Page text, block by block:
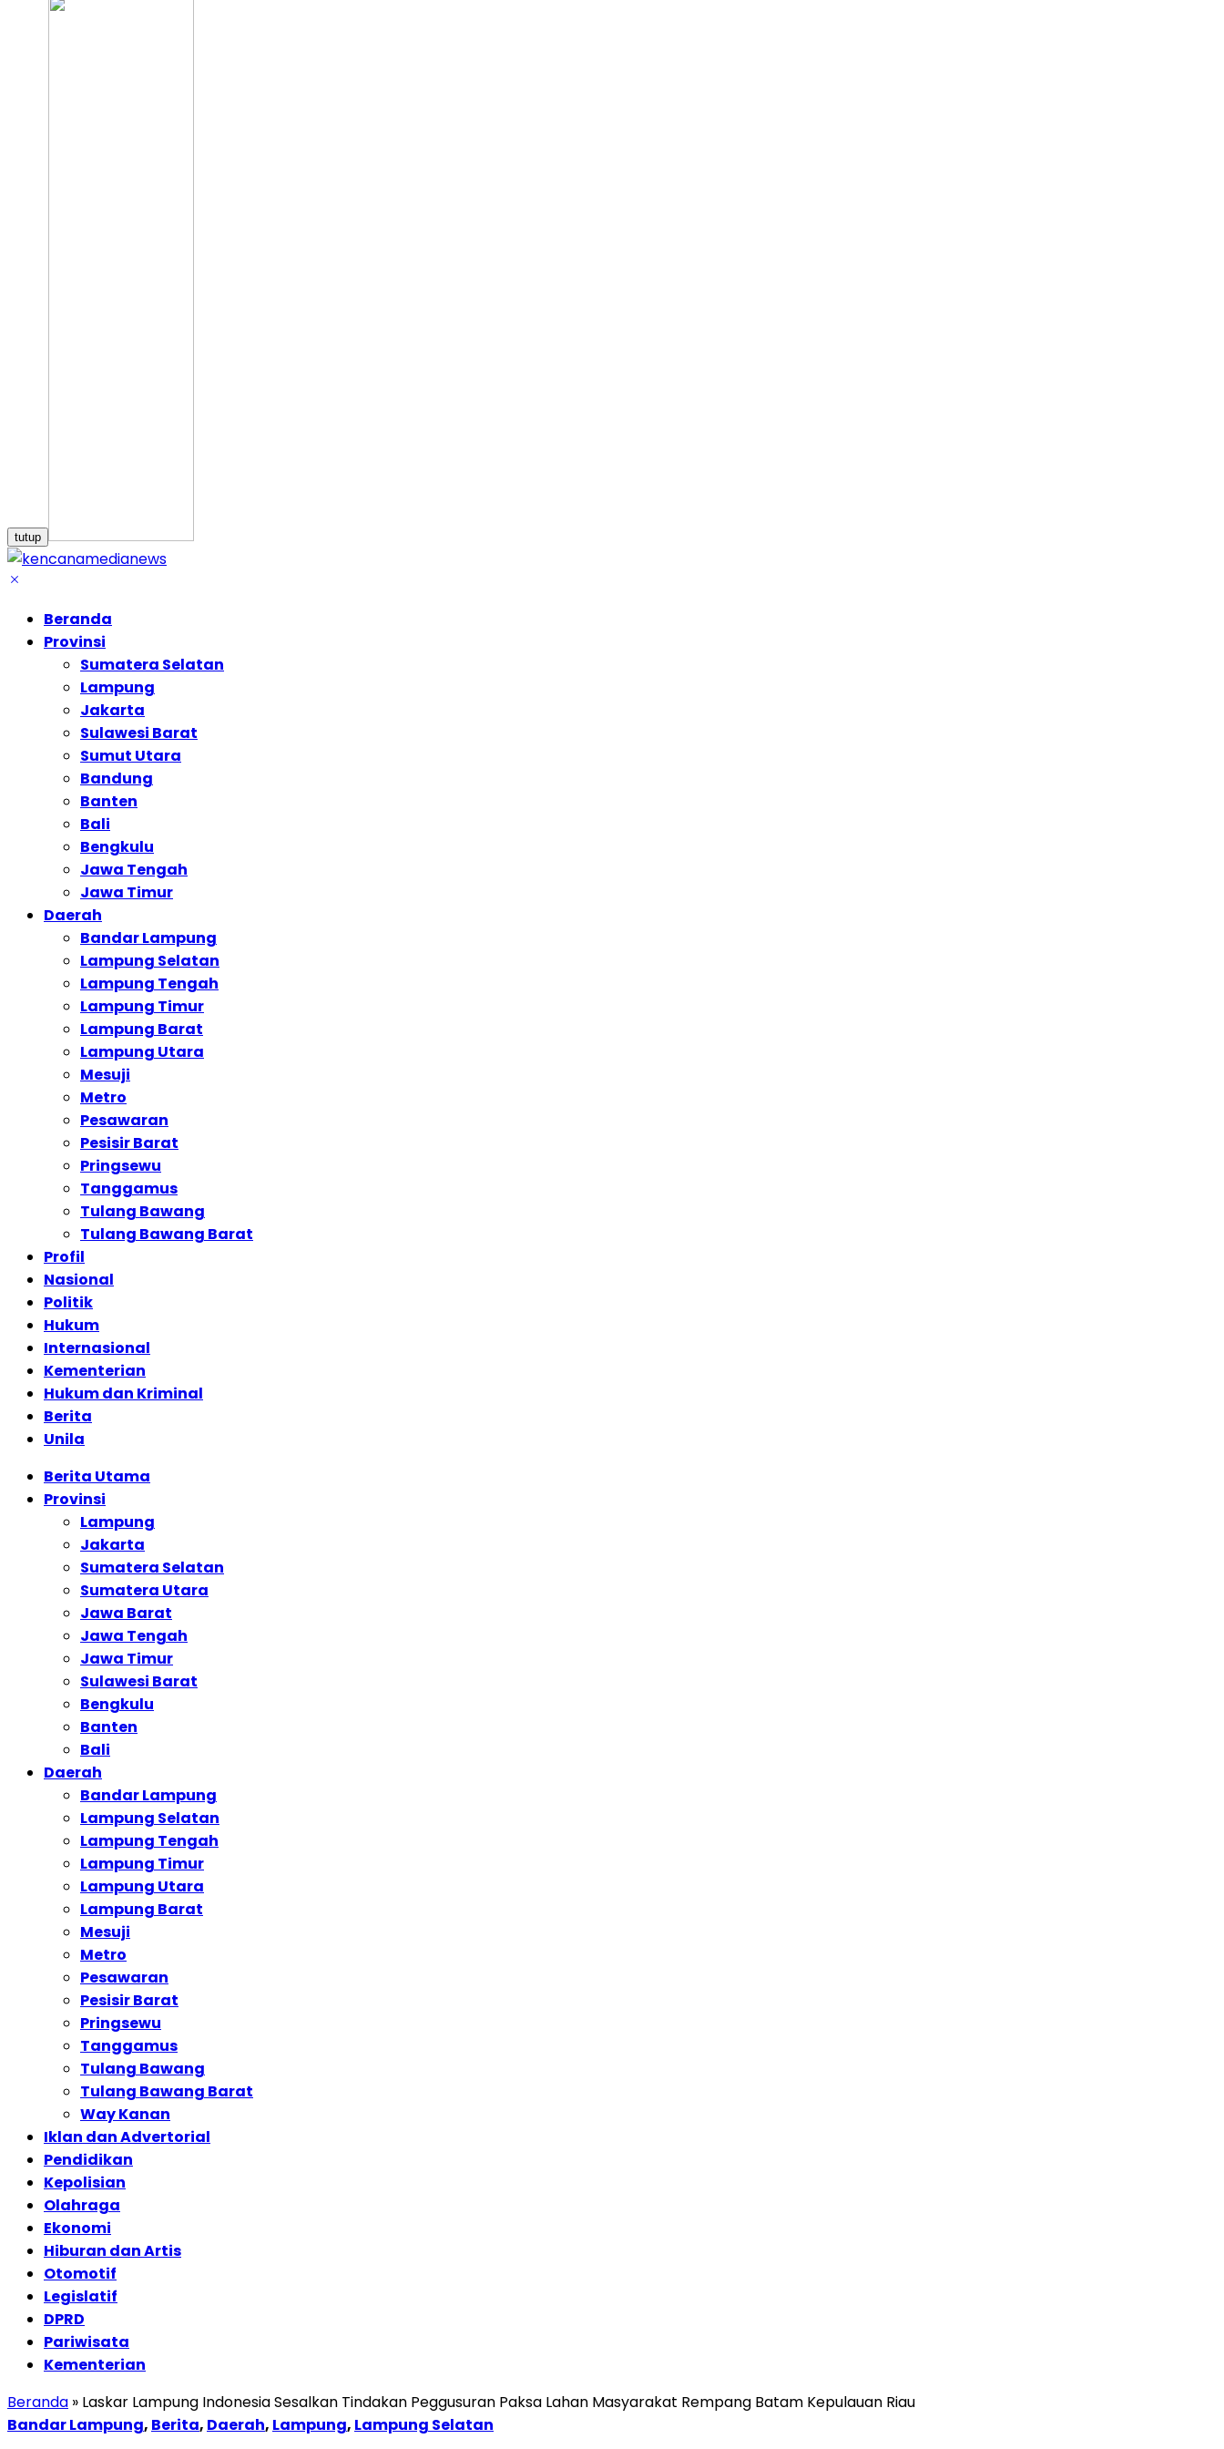
tutup
Beranda
Provinsi
Sumatera Selatan
Lampung
Jakarta
Sulawesi Barat
Sumut Utara
Bandung
Banten
Bali
Bengkulu
Jawa Tengah
Jawa Timur
Daerah
Bandar Lampung
Lampung Selatan
Lampung Tengah
Lampung Timur
Lampung Barat
Lampung Utara
Mesuji
Metro
Pesawaran
Pesisir Barat
Pringsewu
Tanggamus
Tulang Bawang
Tulang Bawang Barat
Profil
Nasional
Politik
Hukum
Internasional
Kementerian
Hukum dan Kriminal
Berita
Unila
Berita Utama
Provinsi
Lampung
Jakarta
Sumatera Selatan
Sumatera Utara
Jawa Barat
Jawa Tengah
Jawa Timur
Sulawesi Barat
Bengkulu
Banten
Bali
Daerah
Bandar Lampung
Lampung Selatan
Lampung Tengah
Lampung Timur
Lampung Utara
Lampung Barat
Mesuji
Metro
Pesawaran
Pesisir Barat
Pringsewu
Tanggamus
Tulang Bawang
Tulang Bawang Barat
Way Kanan
Iklan dan Advertorial
Pendidikan
Kepolisian
Olahraga
Ekonomi
Hiburan dan Artis
Otomotif
Legislatif
DPRD
Pariwisata
Kementerian
Beranda » Laskar Lampung Indonesia Sesalkan Tindakan Peggusuran Paksa Lahan Masyarakat Rempang Batam Kepulauan Riau
Bandar Lampung, Berita, Daerah, Lampung, Lampung Selatan